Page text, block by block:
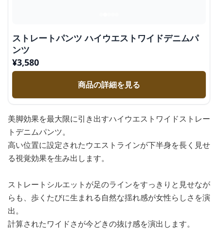
ストレートパンツ ハイウエストワイドデニムパ
ンツ
¥3,580
商品の詳細を見る
美脚効果を最大限に引き出すハイウエストワイドストレー
トデニムパンツ。
高い位置に設定されたウエストラインが下半身を長く見せ
る視覚効果を生み出します。
ストレートシルエットが足のラインをすっきりと見せなが
らも、歩くたびに生まれる自然な揺れ感が女性らしさを演
出。
計算されたワイドさが今どきの抜け感を演出します。